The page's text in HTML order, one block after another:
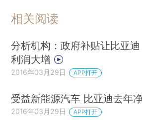
相关阅读
分析机构：政府补贴让比亚迪
利润大增
2016年03月29日 APP打开
受益新能源汽车 比亚迪去年
2016年03月29日 APP打开